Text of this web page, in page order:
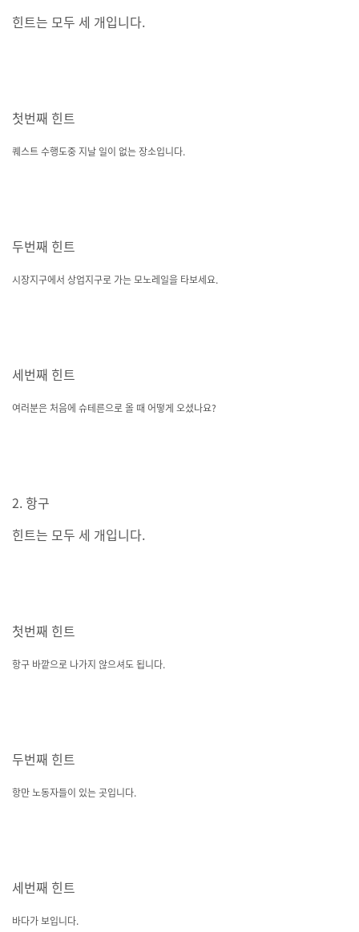
힌트는 모두 세 개입니다.
첫번째 힌트
퀘스트 수행도중 지날 일이 없는 장소입니다.
두번째 힌트
시장지구에서 상업지구로 가는 모노레일을 타보세요.
세번째 힌트
여러분은 처음에 슈테른으로 올 때 어떻게 오셨나요?
2. 항구
힌트는 모두 세 개입니다.
첫번째 힌트
항구 바깥으로 나가지 않으셔도 됩니다.
두번째 힌트
항만 노동자들이 있는 곳입니다.
세번째 힌트
바다가 보입니다.